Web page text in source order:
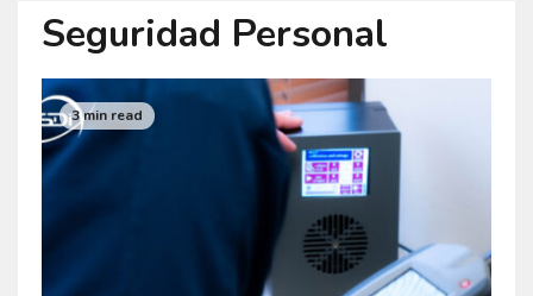
Seguridad Personal
3 min read